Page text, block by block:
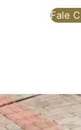
Fale